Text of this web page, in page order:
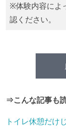
※体験内容によ
認ください。
⇒こんな記事も
トイレ休憩だけ